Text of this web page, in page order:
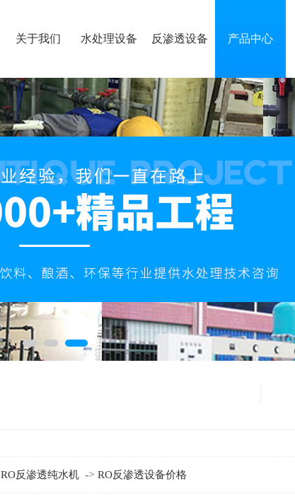
关于我们 水处理设备 反渗透设备 产品中心
联系我们
RO反渗透纯水机 -> RO反渗透设备价格